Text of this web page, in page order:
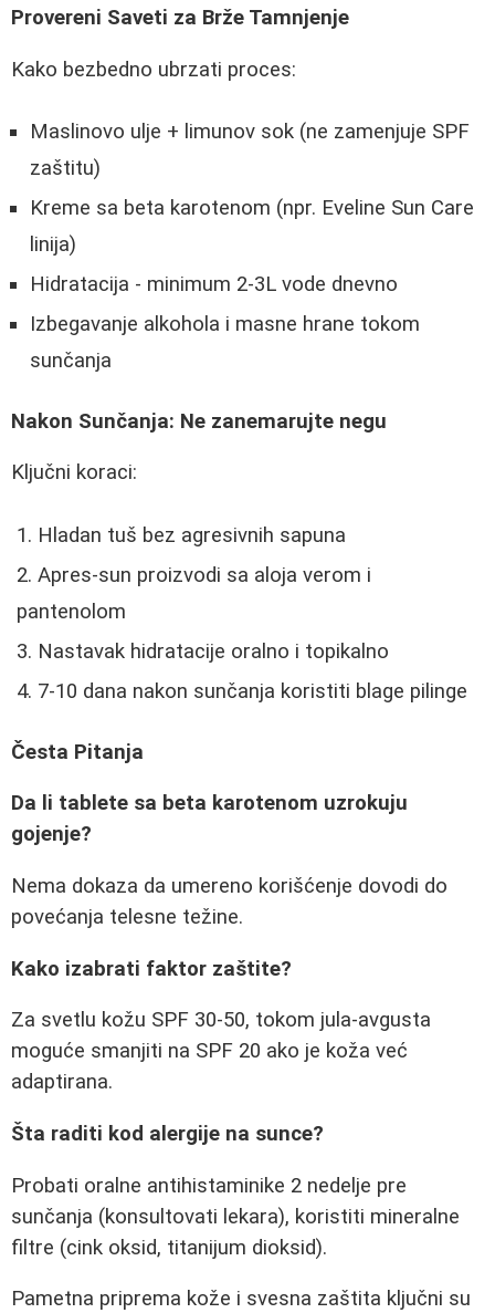
Provereni Saveti za Brže Tamnjenje
Kako bezbedno ubrzati proces:
Maslinovo ulje + limunov sok (ne zamenjuje SPF
zaštitu)
Kreme sa beta karotenom (npr. Eveline Sun Care
linija)
Hidratacija - minimum 2-3L vode dnevno
Izbegavanje alkohola i masne hrane tokom
sunčanja
Nakon Sunčanja: Ne zanemarujte negu
Ključni koraci:
Hladan tuš bez agresivnih sapuna
Apres-sun proizvodi sa aloja verom i
pantenolom
Nastavak hidratacije oralno i topikalno
7-10 dana nakon sunčanja koristiti blage pilinge
Česta Pitanja
Da li tablete sa beta karotenom uzrokuju
gojenje?
Nema dokaza da umereno korišćenje dovodi do
povećanja telesne težine.
Kako izabrati faktor zaštite?
Za svetlu kožu SPF 30-50, tokom jula-avgusta
moguće smanjiti na SPF 20 ako je koža već
adaptirana.
Šta raditi kod alergije na sunce?
Probati oralne antihistaminike 2 nedelje pre
sunčanja (konsultovati lekara), koristiti mineralne
filtre (cink oksid, titanijum dioksid).
Pametna priprema kože i svesna zaštita ključni su